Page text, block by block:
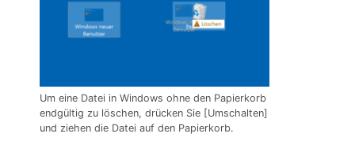
Um eine Datei in Windows ohne den Papierkorb
endgültig zu löschen, drücken Sie [Umschalten]
und ziehen die Datei auf den Papierkorb.